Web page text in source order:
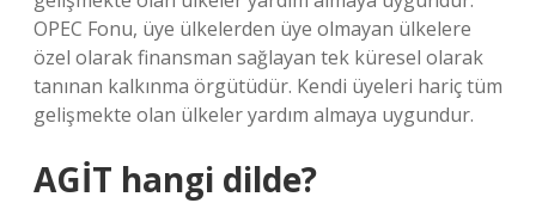
OPEC Fonu, üye ülkelerden üye olmayan ülkelere
özel olarak finansman sağlayan tek küresel olarak
tanınan kalkınma örgütüdür. Kendi üyeleri hariç tüm
gelişmekte olan ülkeler yardım almaya uygundur.
AGİT hangi dilde?